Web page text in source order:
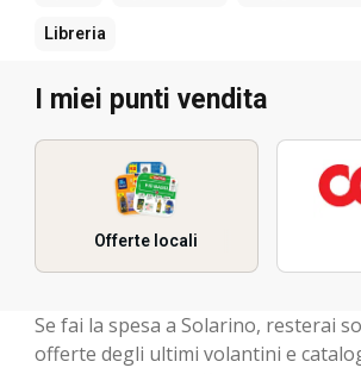
Libreria
I miei punti vendita
Offerte locali
Se fai la spesa a Solarino, resterai
offerte degli ultimi volantini e